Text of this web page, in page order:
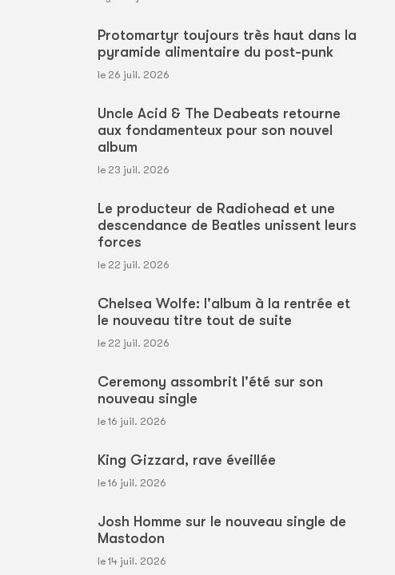
Protomartyr toujours très haut dans la
pyramide alimentaire du post-punk
le 26 juil. 2026
Uncle Acid & The Deabeats retourne
aux fondamenteux pour son nouvel
album
le 23 juil. 2026
Le producteur de Radiohead et une
descendance de Beatles unissent leurs
forces
le 22 juil. 2026
Chelsea Wolfe: l'album à la rentrée et
le nouveau titre tout de suite
le 22 juil. 2026
Ceremony assombrit l'été sur son
nouveau single
le 16 juil. 2026
King Gizzard, rave éveillée
le 16 juil. 2026
Josh Homme sur le nouveau single de
Mastodon
le 14 juil. 2026